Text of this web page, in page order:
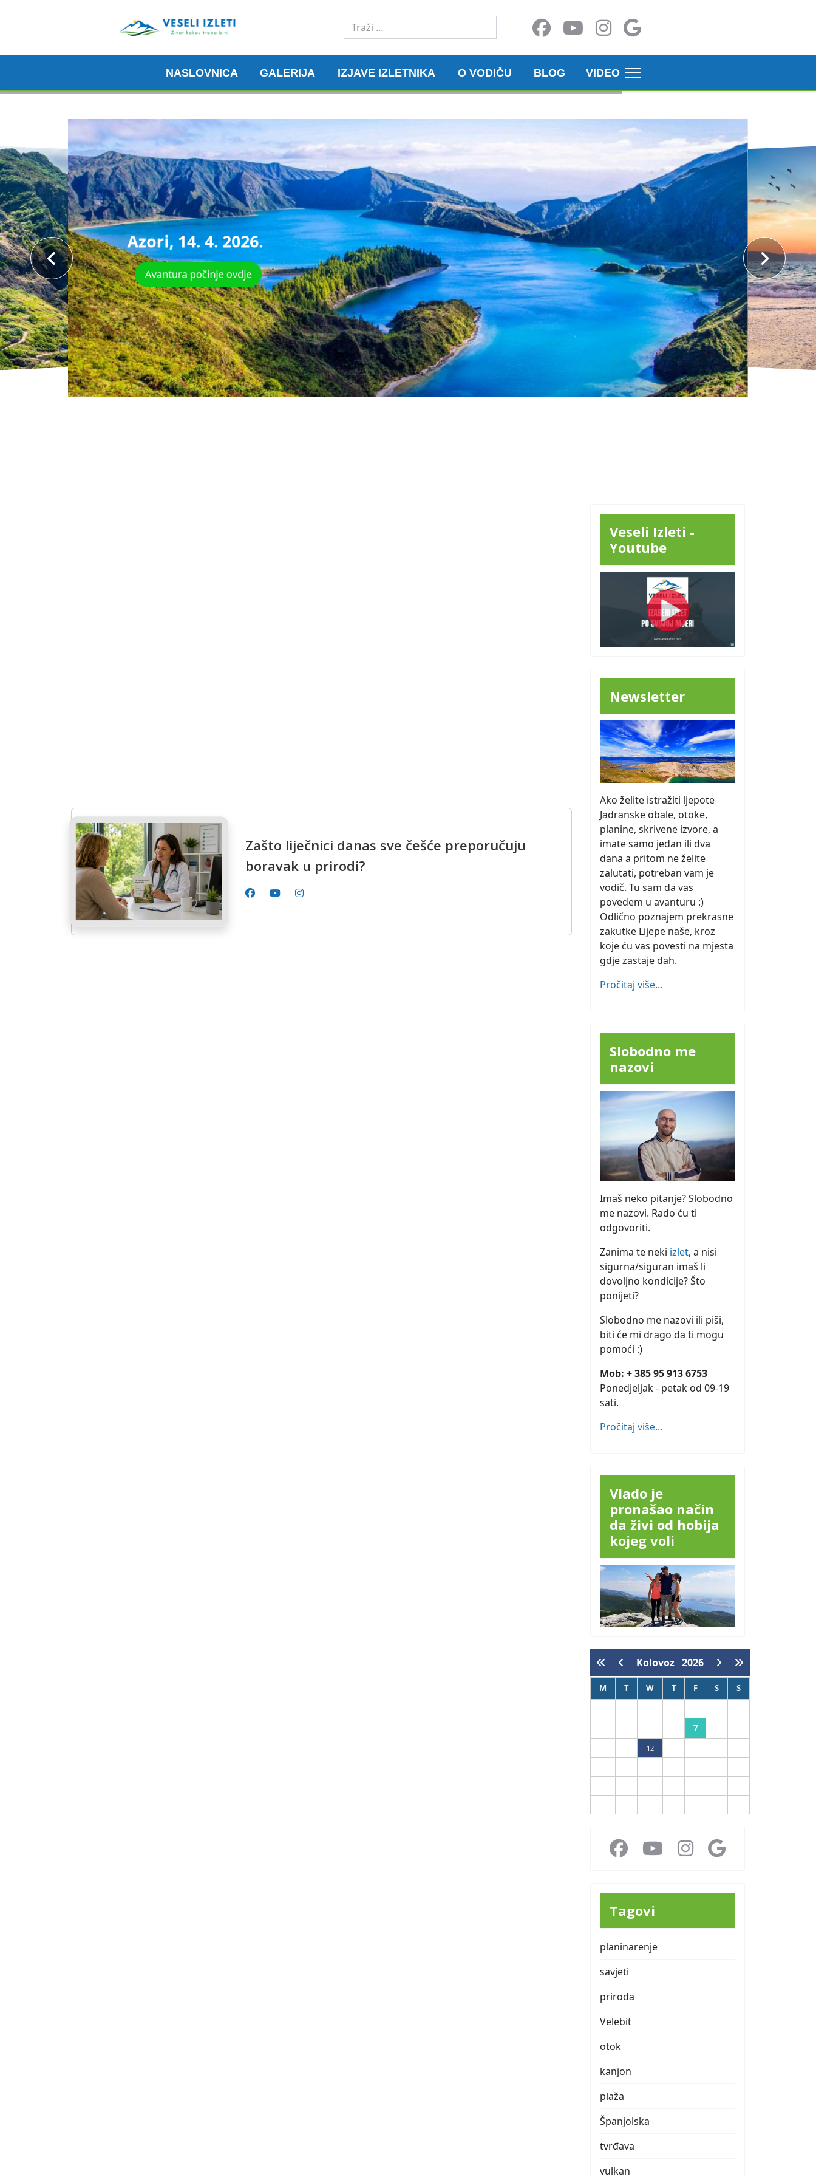
Traži
NASLOVNICA GALERIJA IZJAVE IZLETNIKA O VODIČU BLOG VIDEO
Azori, 14. 4. 2026.
Avantura počinje ovdje
Zašto liječnici danas sve češće preporučuju
boravak u prirodi?
Veseli Izleti -
Youtube
Newsletter
Ako želite istražiti ljepote
Jadranske obale, otoke,
planine, skrivene izvore, a
imate samo jedan ili dva
dana a pritom ne želite
zalutati, potreban vam je
vodič. Tu sam da vas
povedem u avanturu :)
Odlično poznajem prekrasne
zakutke Lijepe naše, kroz
koje ću vas povesti na mjesta
gdje zastaje dah.
Pročitaj više...
Slobodno me
nazovi
Imaš neko pitanje? Slobodno
me nazovi. Rado ću ti
odgovoriti.
Zanima te neki izlet, a nisi
sigurna/siguran imaš li
dovoljno kondicije? Što
ponijeti?
Slobodno me nazovi ili piši,
biti će mi drago da ti mogu
pomoći :)
Mob: + 385 95 913 6753
Ponedjeljak - petak od 09-19
sati.
Pročitaj više...
Vlado je
pronašao način
da živi od hobija
kojeg voli
Kolovoz 2026
M T W T F S S
7
12
Tagovi
planinarenje
savjeti
priroda
Velebit
otok
kanjon
plaža
Španjolska
tvrđava
vulkan